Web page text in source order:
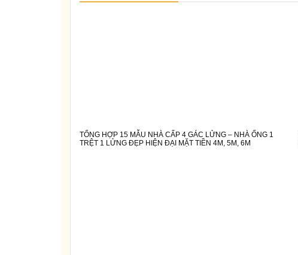
TỔNG HỢP 15 MẪU NHÀ CẤP 4 GÁC LỬNG – NHÀ ỐNG 1
TRỆT 1 LỬNG ĐẸP HIỆN ĐẠI MẶT TIỀN 4M, 5M, 6M